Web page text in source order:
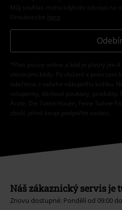
Můj souhlas mohu kdykoliv odvolat na
Unsubscribe here
*Platí pouze online a kód je platný jen
slevovými kódy. Po vložení a potvrzení
odečtena z vašeho nákupního košíku.
vstupenky, dárkové poukazy,
Ärzte, Die Toten Hosen, Feine Sahne
zboží, jehož koupí podpoříte nadaci.
Náš zákaznický servis je
Znovu dostupné: Pondělí od 09:00